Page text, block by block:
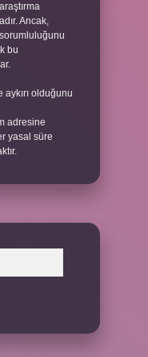
Ancak,
bu
olduğunu
adresine
yasal süre